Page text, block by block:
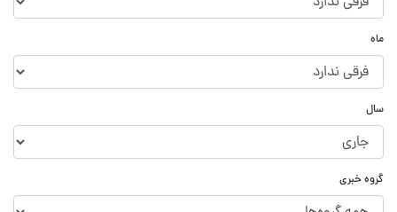
ماه
سال
گروه خبری